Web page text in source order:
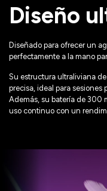
Diseño
Diseñado para ofrecer un
perfectamente a la mano
Su estructura ultraliviana
precisa, ideal para sesiones
Además, su batería de 300
uso continuo con un